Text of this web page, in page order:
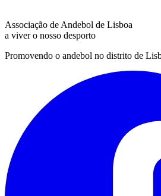
Associação de Andebol de Lisboa
a viver o nosso desporto
Promovendo o andebol no distrito de